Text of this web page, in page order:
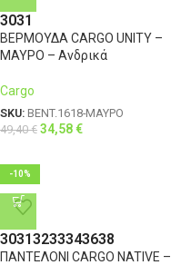
3031
ΒΕΡΜΟΥΔΑ CARGO UNITY –
ΜΑΥΡΟ – Ανδρικά
Cargo
SKU: BENT.1618-ΜΑΥΡΟ
49,40€ 34,58€
-10%
30313233343638
ΠΑΝΤΕΛΟΝΙ CARGO NATIVE –